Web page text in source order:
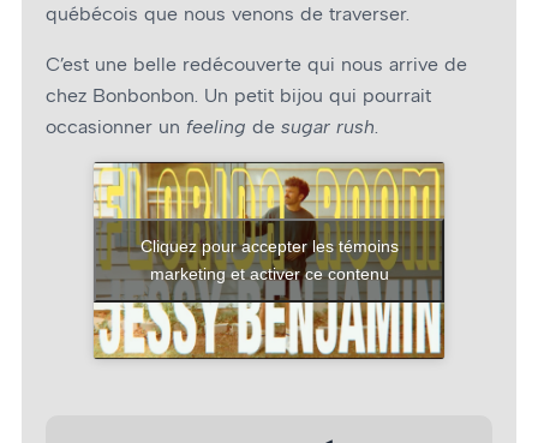
québécois que nous venons de traverser.
C’est une belle redécouverte qui nous arrive de
chez Bonbonbon. Un petit bijou qui pourrait
occasionner un feeling de sugar rush.
Cliquez pour accepter les témoins
marketing et activer ce contenu